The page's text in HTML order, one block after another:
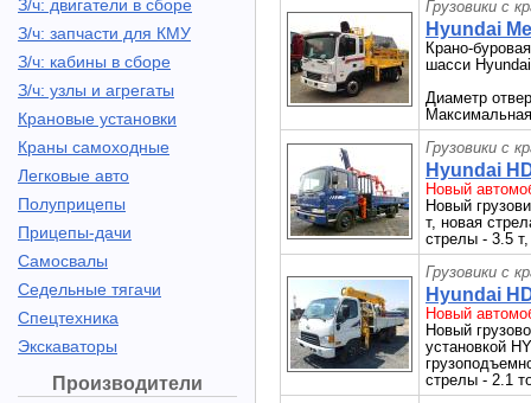
З/ч: двигатели в сборе
З/ч: запчасти для КМУ
З/ч: кабины в сборе
З/ч: узлы и агрегаты
Крановые установки
Краны самоходные
Легковые авто
Полуприцепы
Прицепы-дачи
Самосвалы
Седельные тягачи
Спецтехника
Экскаваторы
Производители
Грузовики с
Hyundai
Крано-
шасси
Диаметр
Грузовики с
Hyundai
Новый
Новый
т, новая
стрелы - 3.5
Грузовики с
Hyundai
Новый
Новый
установкой
стрелы - 2.1